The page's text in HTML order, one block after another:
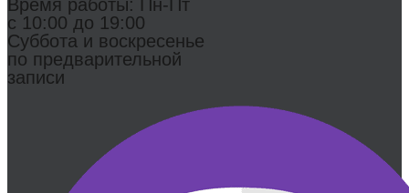
Время работы: Пн-Пт
с 1 0:00 до 19:00
Суббота и воскресенье
по предварительной
записи